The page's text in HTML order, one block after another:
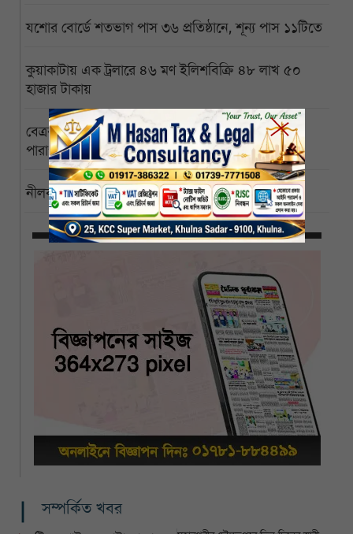
যশোর বোর্ডে শতভাগ পাস ৩৬ প্রতিষ্ঠানে, শূন্য পাস ১১টিতে
কুয়াকাটায় এক ট্রলারে ৪৬ মণ ইলিশবিক্রি ৪৮ লাখ ৫০
হাজার টাকায়
বেত্রবতী নদীতে সাঁকো ভাঙার এক মাসেও কাটেনি নদী
পারাপারের দুর্ভোগ
নীলকরদের অত্যাচারের সাক্ষী, এখন ভূমিসেবার ঠিকানা
সম্পর্কিত খবর